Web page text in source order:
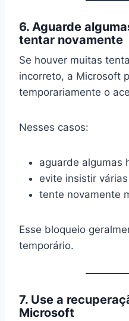
6. Aguarde
tentar novamente
Se houver muitas
incorreto, a Microsoft
temporariamente o
Nesses casos:
aguarde algumas
evite insistir
tente novamente
Esse bloqueio
temporário.
7. Use a
Microsoft